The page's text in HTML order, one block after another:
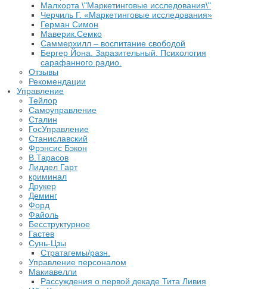
Малхорта \"Маркетинговые исследования\"
Черчиль Г. «Маркетинговые исследования»
Герман Симон
Маверик.Семко
Саммерхилл – воспитание свободой
Бергер Йона. Заразительный. Психология
сарафанного радио.
Отзывы
Рекомендации
Управление
Тейлор
Самоуправление
Сталин
ГосУправление
Станиславский
Фрэнсис Бэкон
В.Тарасов
Лиддел Гарт
криминал
Друкер
Деминг
Форд
Файоль
Бесструктурное
Гастев
Сунь-Цзы
Стратагемы/разн.
Управление персоналом
Макиавелли
Рассуждения о первой декаде Тита Ливия